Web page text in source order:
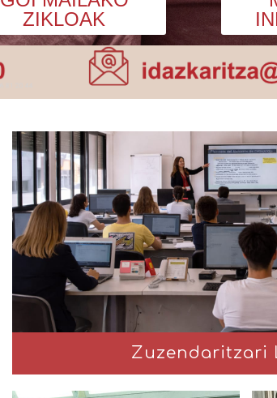
ZIKLOAK
Zuzendaritzari